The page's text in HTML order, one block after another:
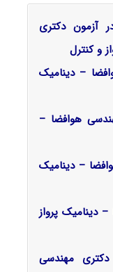
آزمون دکتری
و کنترل
– دینامیک
هوافضا –
– دینامیک
دینامیک پرواز
مهندسی